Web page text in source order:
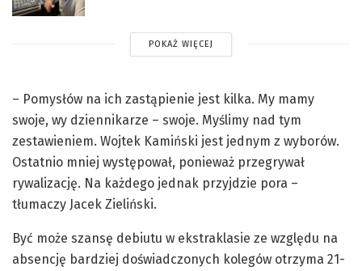
POKAŻ WIĘCEJ
– Pomysłów na ich zastąpienie jest kilka. My mamy
swoje, wy dziennikarze – swoje. Myślimy nad tym
zestawieniem. Wojtek Kamiński jest jednym z wyborów.
Ostatnio mniej występował, ponieważ przegrywał
rywalizację. Na każdego jednak przyjdzie pora –
tłumaczy Jacek Zieliński.
Być może szansę debiutu w ekstraklasie ze względu na
absencję bardziej doświadczonych kolegów otrzyma 21-